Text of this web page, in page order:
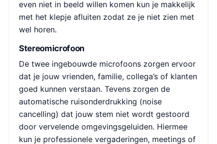
even niet in beeld willen komen kun je makkelijk
met het klepje afluiten zodat ze je niet zien met
wel horen.
Stereomicrofoon
De twee ingebouwde microfoons zorgen ervoor
dat je jouw vrienden, familie, collega’s of klanten
goed kunnen verstaan. Tevens zorgen de
automatische ruisonderdrukking (noise
cancelling) dat jouw stem niet wordt gestoord
door vervelende omgevingsgeluiden. Hiermee
kun je professionele vergaderingen, meetings of